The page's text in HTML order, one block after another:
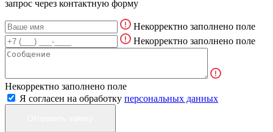
запрос через контактную форму
Некорректно заполнено поле
Некорректно заполнено поле
Некорректно заполнено поле
Я согласен на обработку персональных данных